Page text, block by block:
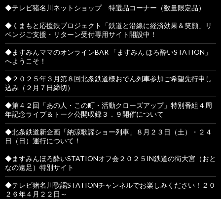
◆テレビ猪名川ネットショップ 特選品コーナー（数量限定品）
◆くまもと応援鉄プロジェクト「鉄道と沿線に経済効果＆笑顔」リ
ベンジご支援・リターン受付専用サイト開設中！
◆ますみんママのオンラインBAR 「ますみん ほろ酔いSTATION」
へようこそ！
◆２０２５年３月第８回北条鉄道様おでん列車参加ご希望先行申し
込み（２月７日締切）
◆第４２回「あの人・この町・活動クローズアップ」特別番組４周
年記念ライブ＆トーク公開収録３．９開催について
◆北条鉄道新企画「納涼歌謡ショー列車」８月２３日（土）・２４
日（日）運行について！
◆ますみんほろ酔いSTATIONオフ会２０２５IN鉄道の街大宮（おと
なの遠足）特別サイト
◆テレビ猪名川歌謡STATIONチャンネルでお楽しみください！２０
２６年４月２２日～